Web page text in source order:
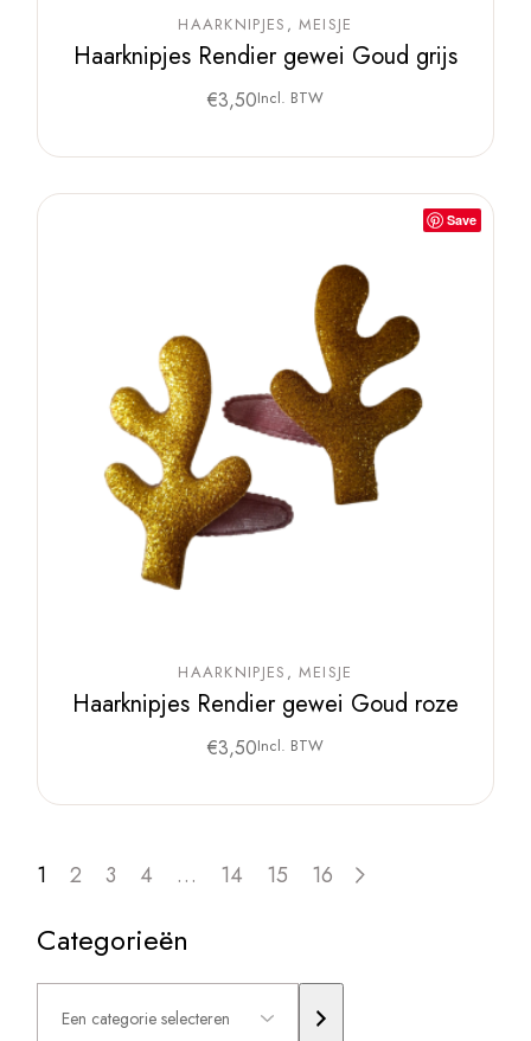
HAARKNIPJES MEISJE
Haarknipjes Rendier gewei Goud grijs
€3,50Incl. BTW
Save
HAARKNIPJES MEISJE
Haarknipjes Rendier gewei Goud roze
€3,50Incl. BTW
1 2 3 4 … 14 15 16
Categorieën
Een
categorie
selecteren